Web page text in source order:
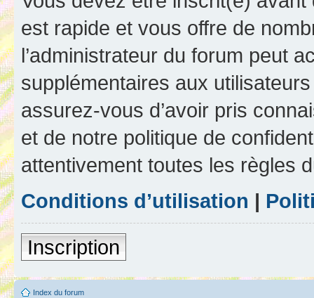
est rapide et vous offre de
l’administrateur du forum peut
supplémentaires aux
assurez-vous d’avoir pris
et de notre politique de
attentivement toutes les règles
Conditions d’utilisation |
Inscription
Index du forum